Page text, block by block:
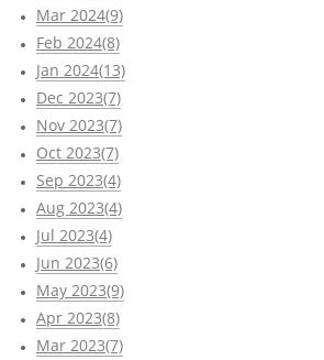
Mar 2024(9)
Feb 2024(8)
Jan 2024(13)
Dec 2023(7)
Nov 2023(7)
Oct 2023(7)
Sep 2023(4)
Aug 2023(4)
Jul 2023(4)
Jun 2023(6)
May 2023(9)
Apr 2023(8)
Mar 2023(7)